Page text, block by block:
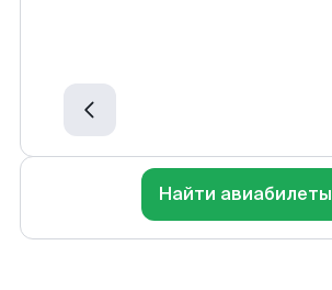
Найти авиабилеты